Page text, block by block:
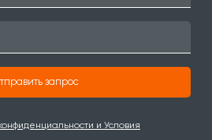
запрос
и Условия